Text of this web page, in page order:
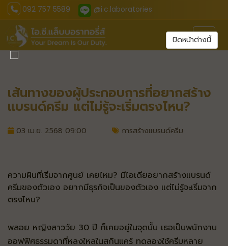
092 757 5589 @i.c.laboratories
เส้นทางของผู้ประกอบการที่อยากสร้าง
แบรนด์ครีม แต่ไม่รู้จะเริ่มตรงไหน?
03 เม.ย. 2568 09:00 การสร้างแบรนด์ครีม
ความฝันที่เริ่มจากศูนย์ เคยไหม? มีไอเดียอยากสร้างแบรนด์
ครีมของตัวเอง อยากมีธุรกิจเป็นของตัวเอง แต่ไม่รู้จะเริ่มจาก
ตรงไหน?
พลอย หญิงสาววัย 30 ปี ก็เคยอยู่ในจุดนั้น เธอเป็นพนักงาน
ออฟฟิศธรรมดาที่หลงใหลในสกินแคร์ ทดลองใช้ครีมหลาย
ปิดหน้าต่างนี้